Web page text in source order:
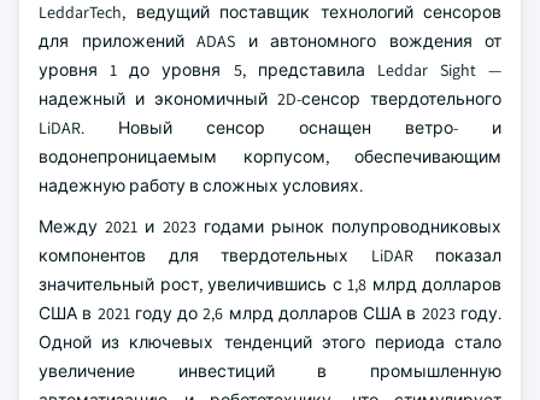
LeddarTech, ведущий поставщик технологий сенсоров
для приложений ADAS и автономного вождения от
уровня 1 до уровня 5, представила Leddar Sight —
надежный и экономичный 2D-сенсор твердотельного
LiDAR. Новый сенсор оснащен ветро- и
водонепроницаемым корпусом, обеспечивающим
надежную работу в сложных условиях.
Между 2021 и 2023 годами рынок полупроводниковых
компонентов для твердотельных LiDAR показал
значительный рост, увеличившись с 1,8 млрд долларов
США в 2021 году до 2,6 млрд долларов США в 2023 году.
Одной из ключевых тенденций этого периода стало
увеличение инвестиций в промышленную